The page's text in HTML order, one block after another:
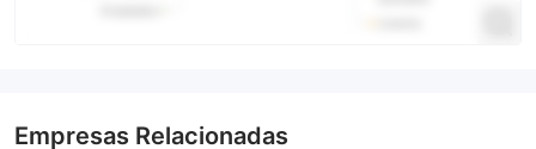
Empresas Relacionadas